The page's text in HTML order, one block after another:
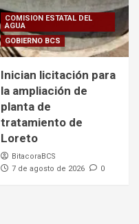
COMISION ESTATAL DEL
AGUA
GOBIERNO BCS
Inician licitación para
la ampliación de
planta de
tratamiento de
Loreto
BitacoraBCS
7 de agosto de 2026
0